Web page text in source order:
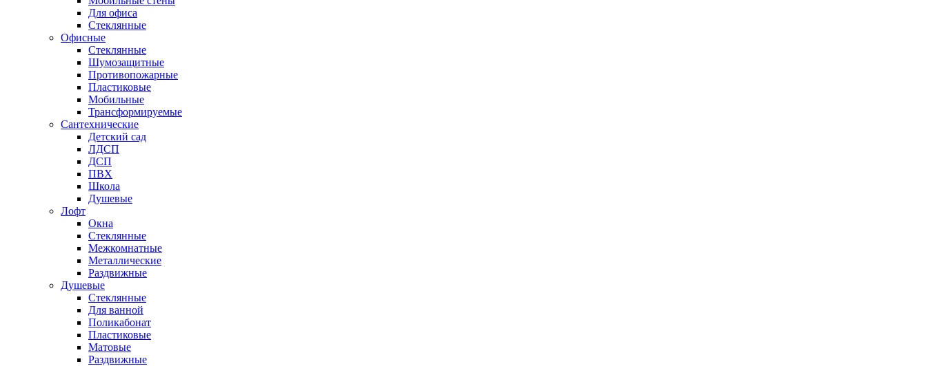
Для офиса
Стеклянные
Офисные
Стеклянные
Шумозащитные
Противопожарные
Пластиковые
Мобильные
Трансформируемые
Сантехнические
Детский сад
ЛДСП
ДСП
ПВХ
Школа
Душевые
Лофт
Окна
Стеклянные
Межкомнатные
Металлические
Раздвижные
Душевые
Стеклянные
Для ванной
Поликабонат
Пластиковые
Матовые
Раздвижные